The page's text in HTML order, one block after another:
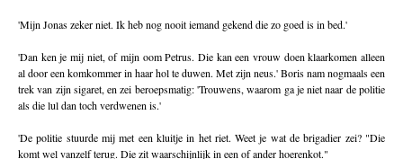
'Mijn Jonas zeker niet. Ik heb nog nooit iemand gekend die zo goed is in bed.'
'Dan ken je mij niet, of mijn oom Petrus. Die kan een vrouw doen klaarkomen alleen
al door een komkommer in haar hol te duwen. Met zijn neus.' Boris nam nogmaals een
trek van zijn sigaret, en zei beroepsmatig: 'Trouwens, waarom ga je niet naar de politie
als die lul dan toch verdwenen is.'
'De politie stuurde mij met een kluitje in het riet. Weet je wat de brigadier zei? "Die
komt wel vanzelf terug. Die zit waarschijnlijk in een of ander hoerenkot."